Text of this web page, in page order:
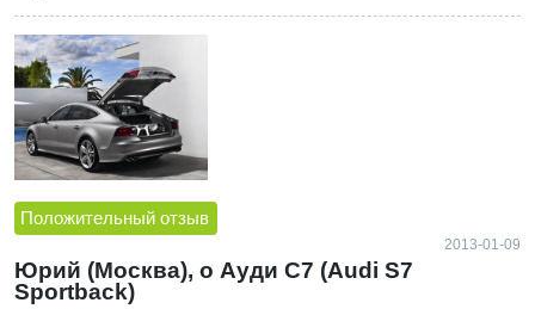
Положительный отзыв
2013-01-09
Юрий (Москва), о Ауди С7 (Audi S7
Sportback)